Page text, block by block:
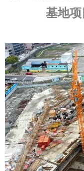
基地